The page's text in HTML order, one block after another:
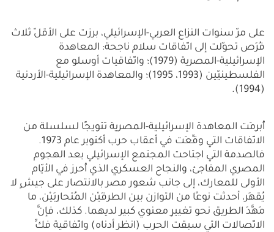
على مرّ سنوات النزاع العربي-الإسرائيلي، برزت على الأقلّ ثلاث
فُرَص تحوّلت إلى اتّفاقات سلام ناجحة: المعاهدة
الإسرائيلية-المصرية (1979)؛ واتّفاقيات أوسلو مع
الفلسطينيّين (1993، 1995)؛ والمعاهدة الإسرائيلية-الأردنية
(1994).
أُبرِمَت المعاهدة الإسرائيلية-المصرية تتويجًا لسلسلة من
الاتّفاقات التي وقِّعَت في أعقاب حرب أكتوبر عام 1973.
فالصدمة التي اجتاحت المجتمع الإسرائيلي بعد الهجوم
المصري المفاجئ، والنجاح العسكري الذي أُحرِز في الأيّام
الأولى للمعارك، إلى جانب شعور مصر بالانتصار على جيشٍ لا
يُقهَر، أحدثت نوعًا من التوازن بين الطرفَيْن المُتحارِبَيْن، ما
مَهَّدَ الطريق نحو تغييرٍ معنوي كبير لديهما. كذلك، فإنَّ
الاتّصالات التي سبقت الحرب (انظر أدناه) واتّفاقية فكِّ